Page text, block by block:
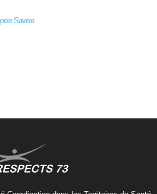
Savoie